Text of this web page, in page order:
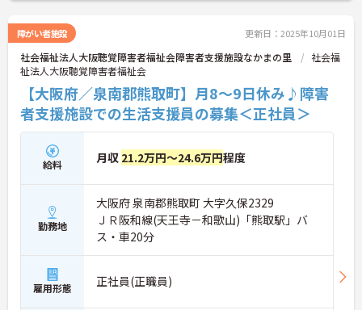
障がい者施設 更新日：2025年10月01日
社会福祉法人大阪聴覚障害者福祉会障害者支援施設なかまの里
社会福
祉法人大阪聴覚障害者福祉会
【大阪府／泉南郡熊取町】月8～9日休み♪障害
者支援施設での生活支援員の募集＜正社員＞
給料 月収 21.2万円～24.6万円程度
勤務地
大阪府 泉南郡熊取町 大字久保2329
ＪＲ阪和線(天王寺－和歌山)「熊取駅」バ
ス・車20分
雇用形態 正社員(正職員)